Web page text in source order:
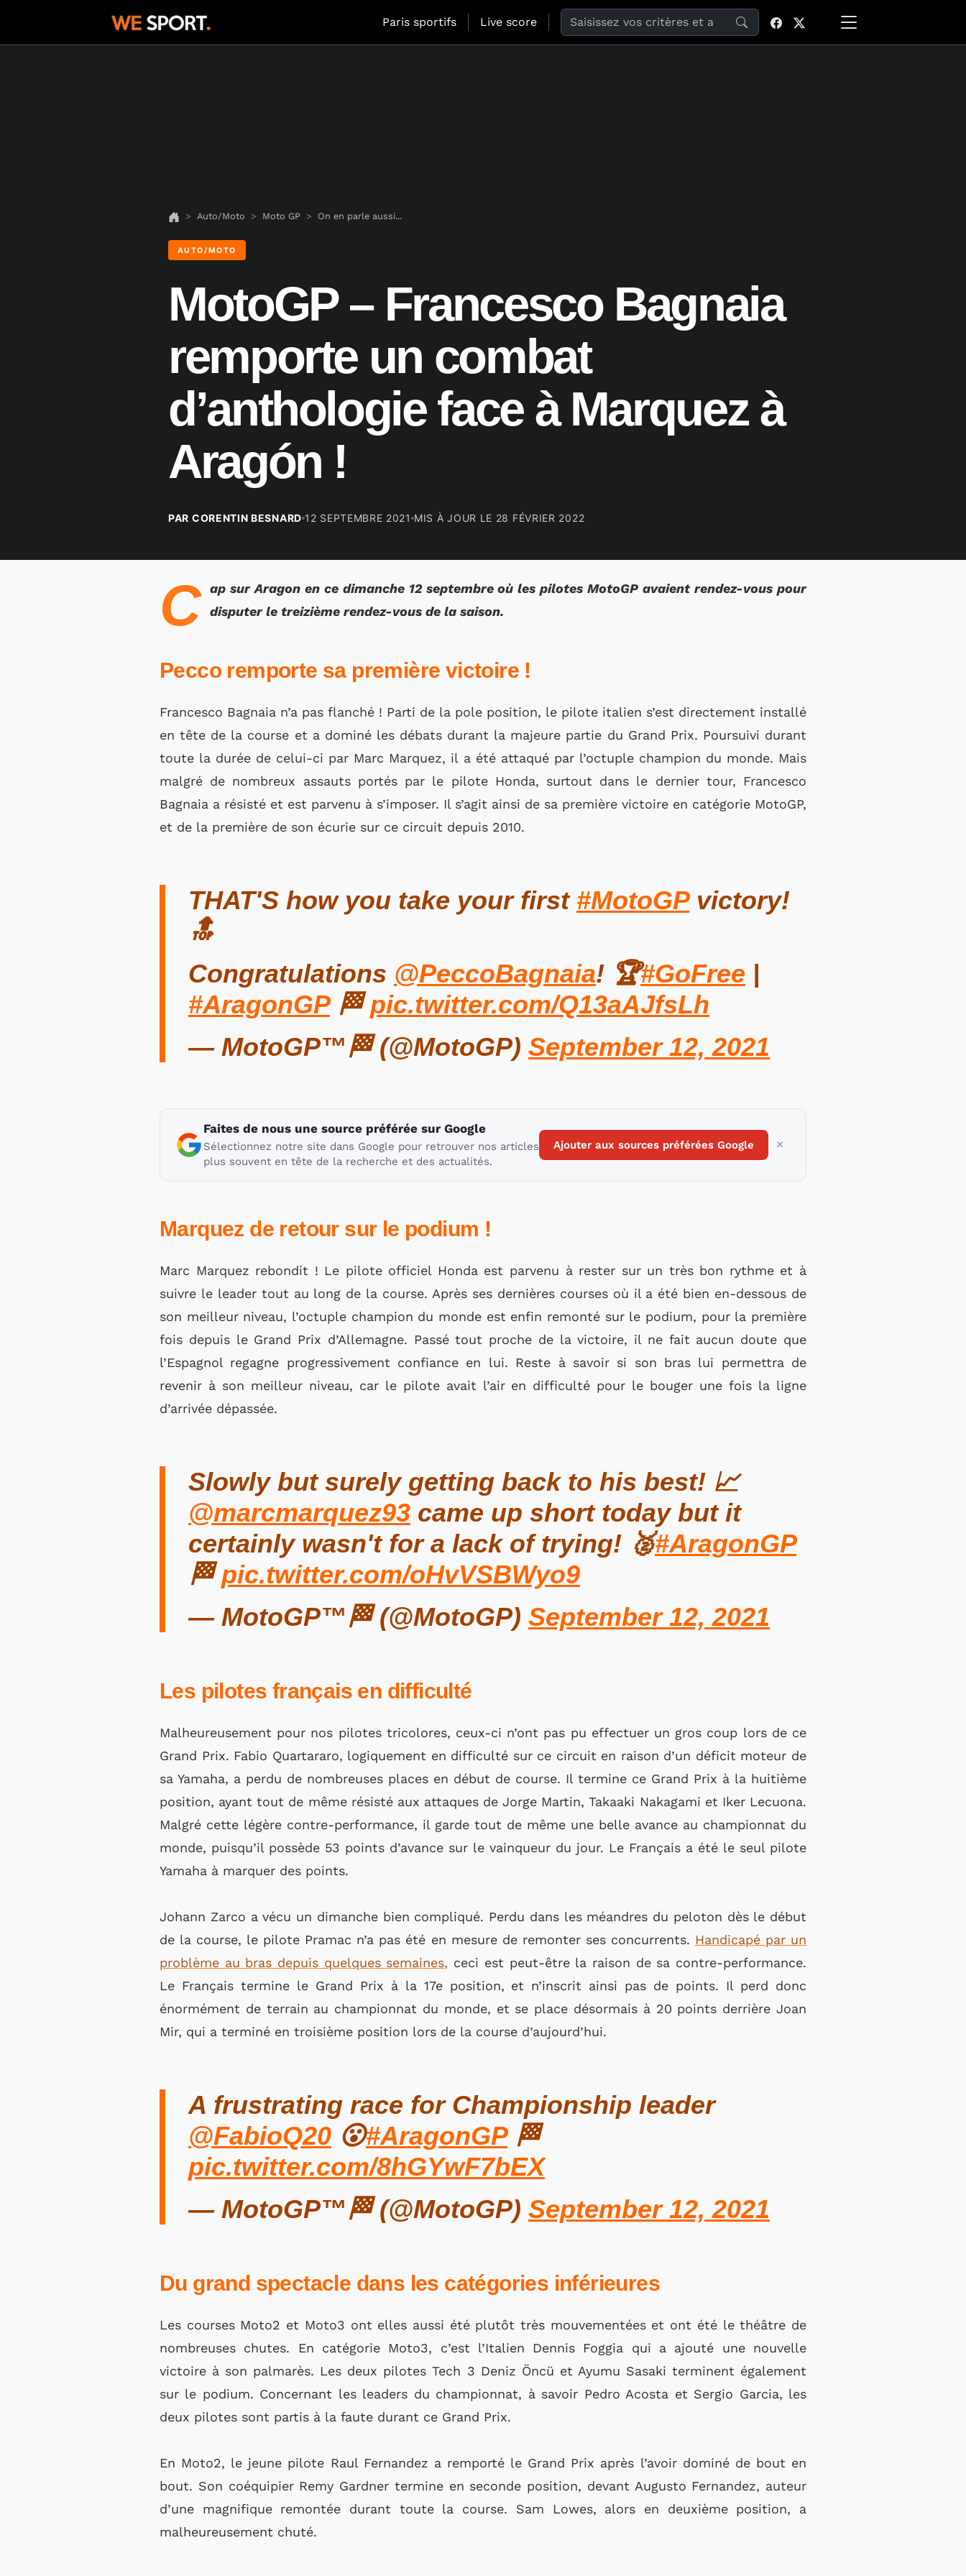
Paris sportifs Live score Search the website
Auto/Moto Moto GP On en parle aussi...
AUTO/MOTO
MotoGP – Francesco Bagnaia
remporte un combat
d’anthologie face à Marquez à
Aragón !
PAR CORENTIN BESNARD 12 SEPTEMBRE 2021 MIS À JOUR LE 28 FÉVRIER 2022
C ap sur Aragon en ce dimanche 12 septembre où les pilotes MotoGP avaient rendez-vous pour
disputer le treizième rendez-vous de la saison.
Pecco remporte sa première victoire !
Francesco Bagnaia n’a pas flanché ! Parti de la pole position, le pilote italien s’est directement installé
en tête de la course et a dominé les débats durant la majeure partie du Grand Prix. Poursuivi durant
toute la durée de celui-ci par Marc Marquez, il a été attaqué par l’octuple champion du monde. Mais
malgré de nombreux assauts portés par le pilote Honda, surtout dans le dernier tour, Francesco
Bagnaia a résisté et est parvenu à s’imposer. Il s’agit ainsi de sa première victoire en catégorie MotoGP,
et de la première de son écurie sur ce circuit depuis 2010.
THAT'S how you take your first #MotoGPvictory!
🔝
Congratulations @PeccoBagnaia! 🏆#GoFree |
#AragonGP🏁pic.twitter.com/Q13aAJfsLh
— MotoGP™🏁 (@MotoGP) September 12, 2021
Faites de nous une source préférée sur Google
Sélectionnez notre site dans Google pour retrouver nos articles
plus souvent en tête de la recherche et des actualités.
Ajouter aux sources préférées Google
Marquez de retour sur le podium !
Marc Marquez rebondit ! Le pilote officiel Honda est parvenu à rester sur un très bon rythme et à
suivre le leader tout au long de la course. Après ses dernières courses où il a été bien en-dessous de
son meilleur niveau, l’octuple champion du monde est enfin remonté sur le podium, pour la première
fois depuis le Grand Prix d’Allemagne. Passé tout proche de la victoire, il ne fait aucun doute que
l’Espagnol regagne progressivement confiance en lui. Reste à savoir si son bras lui permettra de
revenir à son meilleur niveau, car le pilote avait l’air en difficulté pour le bouger une fois la ligne
d’arrivée dépassée.
Slowly but surely getting back to his best! 📈
@marcmarquez93 came up short today but it
certainly wasn't for a lack of trying! 🥈#AragonGP
🏁pic.twitter.com/oHvVSBWyo9
— MotoGP™🏁 (@MotoGP) September 12, 2021
Les pilotes français en difficulté
Malheureusement pour nos pilotes tricolores, ceux-ci n’ont pas pu effectuer un gros coup lors de ce
Grand Prix. Fabio Quartararo, logiquement en difficulté sur ce circuit en raison d’un déficit moteur de
sa Yamaha, a perdu de nombreuses places en début de course. Il termine ce Grand Prix à la huitième
position, ayant tout de même résisté aux attaques de Jorge Martin, Takaaki Nakagami et Iker Lecuona.
Malgré cette légère contre-performance, il garde tout de même une belle avance au championnat du
monde, puisqu’il possède 53 points d’avance sur le vainqueur du jour. Le Français a été le seul pilote
Yamaha à marquer des points.
Johann Zarco a vécu un dimanche bien compliqué. Perdu dans les méandres du peloton dès le début
de la course, le pilote Pramac n’a pas été en mesure de remonter ses concurrents. Handicapé par un
problème au bras depuis quelques semaines, ceci est peut-être la raison de sa contre-performance.
Le Français termine le Grand Prix à la 17e position, et n’inscrit ainsi pas de points. Il perd donc
énormément de terrain au championnat du monde, et se place désormais à 20 points derrière Joan
Mir, qui a terminé en troisième position lors de la course d’aujourd’hui.
A frustrating race for Championship leader
@FabioQ20 😮#AragonGP🏁
pic.twitter.com/8hGYwF7bEX
— MotoGP™🏁 (@MotoGP) September 12, 2021
Du grand spectacle dans les catégories inférieures
Les courses Moto2 et Moto3 ont elles aussi été plutôt très mouvementées et ont été le théâtre de
nombreuses chutes. En catégorie Moto3, c’est l’Italien Dennis Foggia qui a ajouté une nouvelle
victoire à son palmarès. Les deux pilotes Tech 3 Deniz Öncü et Ayumu Sasaki terminent également
sur le podium. Concernant les leaders du championnat, à savoir Pedro Acosta et Sergio Garcia, les
deux pilotes sont partis à la faute durant ce Grand Prix.
En Moto2, le jeune pilote Raul Fernandez a remporté le Grand Prix après l’avoir dominé de bout en
bout. Son coéquipier Remy Gardner termine en seconde position, devant Augusto Fernandez, auteur
d’une magnifique remontée durant toute la course. Sam Lowes, alors en deuxième position, a
malheureusement chuté.